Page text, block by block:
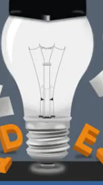
亮度
饱和度